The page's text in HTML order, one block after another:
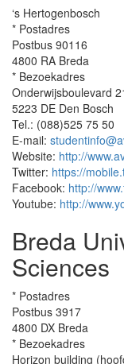
‘s Hertogenbosch
* Postadres
Postbus 90116
4800 RA Breda
* Bezoekadres
Onderwijsboulevard
5223 DE Den Bosch
Tel.: (088)525 75 50
E-mail:
Website: http://
Twitter: https://
Facebook: http://
Youtube: http://
Breda
Sciences
* Postadres
Postbus 3917
4800 DX Breda
* Bezoekadres
Horizon building